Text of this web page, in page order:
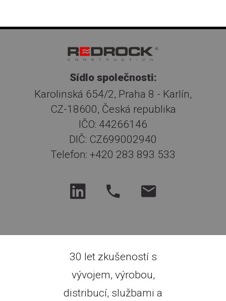
Sídlo společnosti:
Karolinská 654/2, Praha 8 - Karlín,
CZ-18600, Česká republika
IČO: 44266146
DIČ: CZ699002940
Telefon: +420 283 893 533
30 let zkušeností s
vývojem, výrobou,
distribucí, službami a